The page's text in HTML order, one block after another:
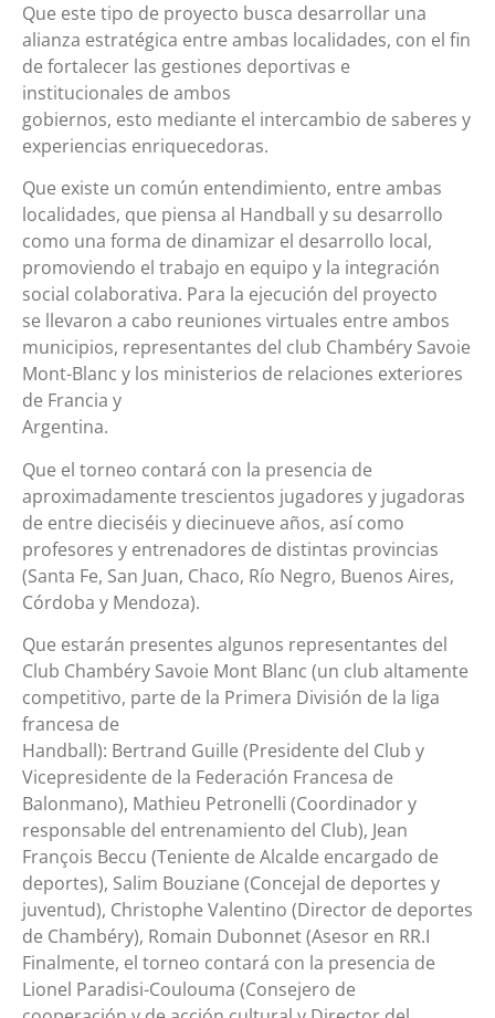
Que este tipo de proyecto busca desarrollar una
alianza estratégica entre ambas localidades, con el fin
de fortalecer las gestiones deportivas e
institucionales de ambos
gobiernos, esto mediante el intercambio de saberes y
experiencias enriquecedoras.
Que existe un común entendimiento, entre ambas
localidades, que piensa al Handball y su desarrollo
como una forma de dinamizar el desarrollo local,
promoviendo el trabajo en equipo y la integración
social colaborativa. Para la ejecución del proyecto
se llevaron a cabo reuniones virtuales entre ambos
municipios, representantes del club Chambéry Savoie
Mont-Blanc y los ministerios de relaciones exteriores
de Francia y
Argentina.
Que el torneo contará con la presencia de
aproximadamente trescientos jugadores y jugadoras
de entre dieciséis y diecinueve años, así como
profesores y entrenadores de distintas provincias
(Santa Fe, San Juan, Chaco, Río Negro, Buenos Aires,
Córdoba y Mendoza).
Que estarán presentes algunos representantes del
Club Chambéry Savoie Mont Blanc (un club altamente
competitivo, parte de la Primera División de la liga
francesa de
Handball): Bertrand Guille (Presidente del Club y
Vicepresidente de la Federación Francesa de
Balonmano), Mathieu Petronelli (Coordinador y
responsable del entrenamiento del Club), Jean
François Beccu (Teniente de Alcalde encargado de
deportes), Salim Bouziane (Concejal de deportes y
juventud), Christophe Valentino (Director de deportes
de Chambéry), Romain Dubonnet (Asesor en RR.I
Finalmente, el torneo contará con la presencia de
Lionel Paradisi-Coulouma (Consejero de